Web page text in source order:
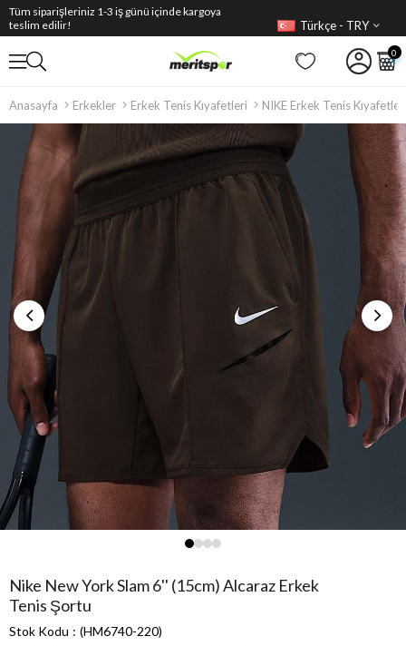
Tüm siparişleriniz 1-3 iş günü içinde kargoya
teslim edilir!
Türkçe - TRY
0
Anasayfa Erkekler Erkek Tenis Kıyafetleri NIKE Erkek Tenis Kıyafetleri
Nike New York Slam 6'' (15cm) Alcaraz Erkek
Tenis Şortu
Stok Kodu (HM6740-220)